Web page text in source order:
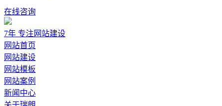
在线咨询
7年 专注网站建设
网站首页
网站建设
网站模板
网站案例
新闻中心